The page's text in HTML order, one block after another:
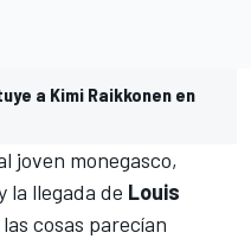
a Kimi Raikkonen en
joven monegasco,
la llegada de Louis
cosas parecían